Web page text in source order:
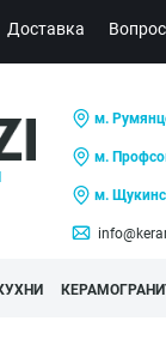
Доставка
м.
м.
м.